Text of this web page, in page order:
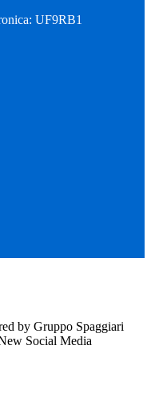
UF9RB1
by Gruppo Spaggiari
Social Media